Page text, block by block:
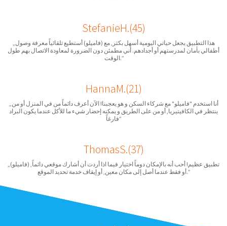
StefanieH.(45)
„هذا التطبيق يجعل حياتي اليومية أسهل بكثر, مع (فاميلو) أستطيع تلقائياً معرفة وصول
أطفالي بأمان لمدرستهم أو أجدادهم. أني مطمئن دون الضرورة لمعاودة الاتصال بهم طول
الوقت.”
HannaM.(21)
„أنا استخدم "فاميلو" مع شركاء السكن و هو يعجبنا! الآن أعرف دائماً من في المنزل أو من
ينتظر في الكافيتيريا, أو من على الطريق و يمكنه إحضار شيء ما للأكل عندما يكون البراد
فارغاً”
ThomasS.(37)
„(فاميلو) تطبيق عظيم! أحب أنه بالإمكان دوماً اختيار فيما اذا أردت أن أشارك موقعي دائماً,
أو فقط عندما أصل إلى مكان معين, أو إيقاف خدمة تحديد الموقع.”